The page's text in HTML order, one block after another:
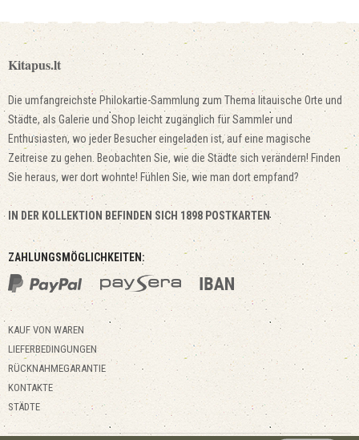
Kitapus.lt
Die umfangreichste Philokartie-Sammlung zum Thema litauische Orte und
Städte, als Galerie und Shop leicht zugänglich für Sammler und
Enthusiasten, wo jeder Besucher eingeladen ist, auf eine magische
Zeitreise zu gehen. Beobachten Sie, wie die Städte sich verändern! Finden
Sie heraus, wer dort wohnte! Fühlen Sie, wie man dort empfand?
IN DER KOLLEKTION BEFINDEN SICH 1898 POSTKARTEN
ZAHLUNGSMÖGLICHKEITEN:
KAUF VON WAREN
LIEFERBEDINGUNGEN
RÜCKNAHMEGARANTIE
KONTAKTE
STÄDTE